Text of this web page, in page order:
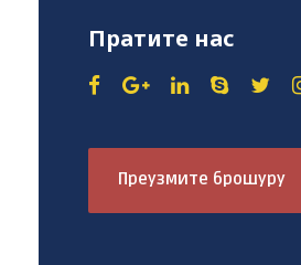
Пратите нас
Преузмите брошуру